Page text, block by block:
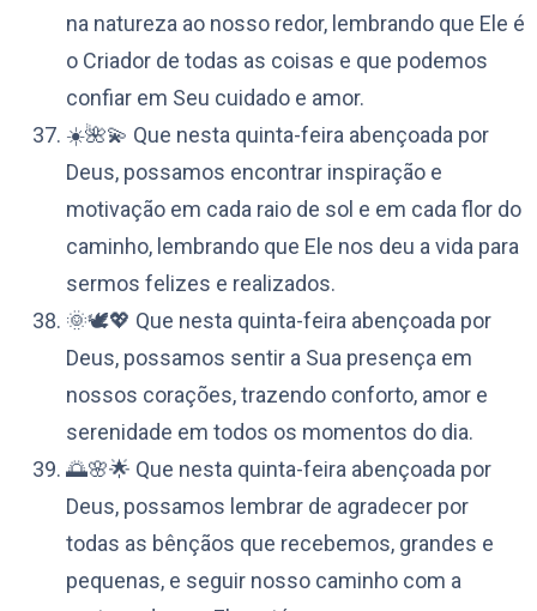
na natureza ao nosso redor, lembrando que Ele é
o Criador de todas as coisas e que podemos
confiar em Seu cuidado e amor.
☀️🌺💫 Que nesta quinta-feira abençoada por
Deus, possamos encontrar inspiração e
motivação em cada raio de sol e em cada flor do
caminho, lembrando que Ele nos deu a vida para
sermos felizes e realizados.
🌞🕊️💖 Que nesta quinta-feira abençoada por
Deus, possamos sentir a Sua presença em
nossos corações, trazendo conforto, amor e
serenidade em todos os momentos do dia.
🌅🌸🌟 Que nesta quinta-feira abençoada por
Deus, possamos lembrar de agradecer por
todas as bênçãos que recebemos, grandes e
pequenas, e seguir nosso caminho com a